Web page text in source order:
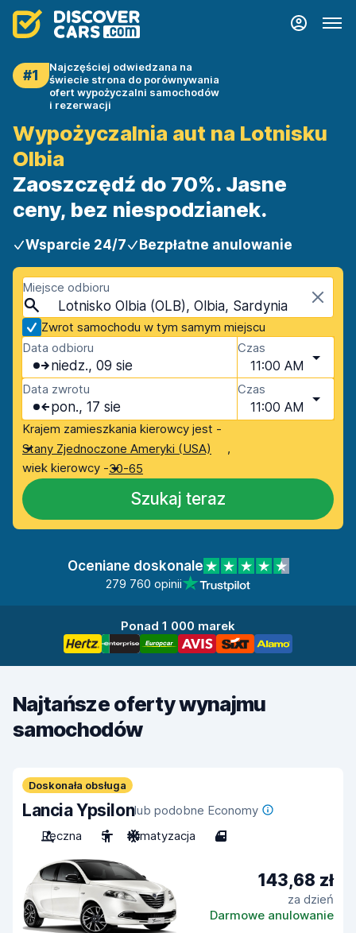
#1
Najczęściej odwiedzana na
świecie strona do porównywania
ofert wypożyczalni samochodów
i rezerwacji
Wypożyczalnia aut na Lotnisku
Olbia
Zaoszczędź do 70%. Jasne
ceny, bez niespodzianek.
Wsparcie 24/7 Bezpłatne anulowanie
Miejsce odbioru
Lotnisko Olbia (OLB), Olbia, Sardynia
Zwrot samochodu w tym samym miejscu
Data odbioru
niedz., 09 sie
Czas
11:00 AM
Data zwrotu
pon., 17 sie
Czas
11:00 AM
Krajem zamieszkania kierowcy jest -
Stany Zjednoczone Ameryki (USA)
,
wiek kierowcy -30-65
Szukaj teraz
Oceniane doskonale
279 760 opinii
Ponad 1 000 marek
Najtańsze oferty wynajmu
samochodów
Doskonała obsługa
Lancia Ypsilonlub podobne Economy
Ręczna
5 Klimatyzacja 4
143,68 zł
za dzień
Darmowe anulowanie